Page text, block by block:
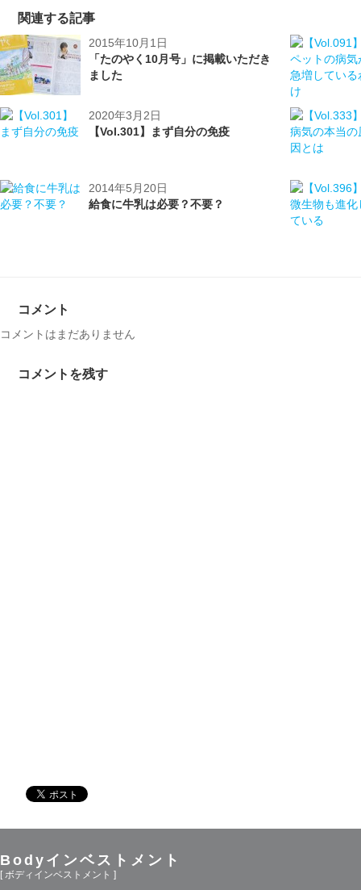
関連する記事
2015年10月1日
「たのやく10月号」に掲載いただき
ました
2020年3月2日
【Vol.301】まず自分の免疫
2014年5月20日
給食に牛乳は必要？不要？
コメント
コメントはまだありません
コメントを残す
Bodyインベストメント
[ ボディインベストメント ]